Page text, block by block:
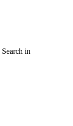
Search in